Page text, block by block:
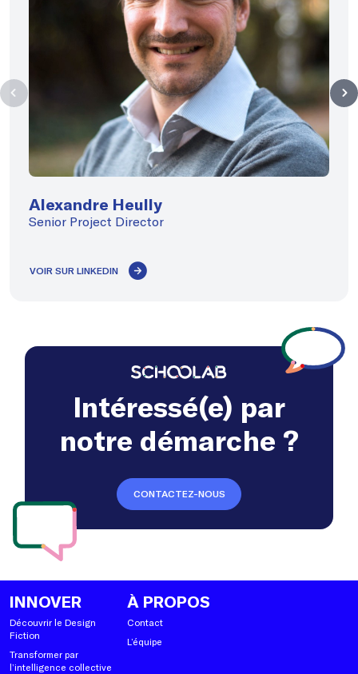
Alexandre Heully
Senior Project Director
VOIR SUR LINKEDIN
Intéressé(e) par
notre démarche ?
CONTACTEZ-NOUS
INNOVER
Découvrir le Design
Fiction
Transformer par
l’intelligence collective
À PROPOS
Contact
L’équipe